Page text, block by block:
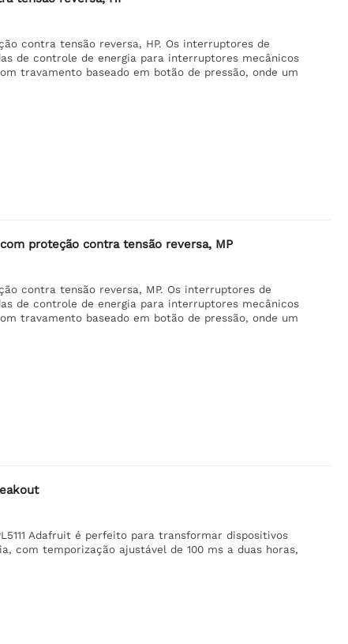
contra tensão reversa, HP. Os interruptores de
de controle de energia para interruptores mecânicos
travamento baseado em botão de pressão, onde um
proteção contra tensão reversa, MP
contra tensão reversa, MP. Os interruptores de
de controle de energia para interruptores mecânicos
travamento baseado em botão de pressão, onde um
Adafruit é perfeito para transformar dispositivos
com temporização ajustável de 100 ms a duas horas,